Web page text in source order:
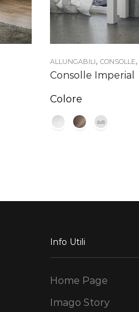
ALLUNGABILI, CONSOLLE,
Consolle Imperial
Colore
Info Utili
Home Page
Imago Story